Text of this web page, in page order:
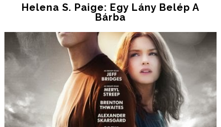
Helena S. Paige: Egy Lány Belép A
Bárba